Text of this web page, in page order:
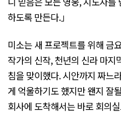
하도록 만든다.」
미소는 새 프로젝트를 위해 금
작가의 신작, 천년의 신라 마지
침을 맞이했다. 시안까지 짜느
게 억울하기도 했지만 왠지 잘
회사에 도착해서는 바로 회의